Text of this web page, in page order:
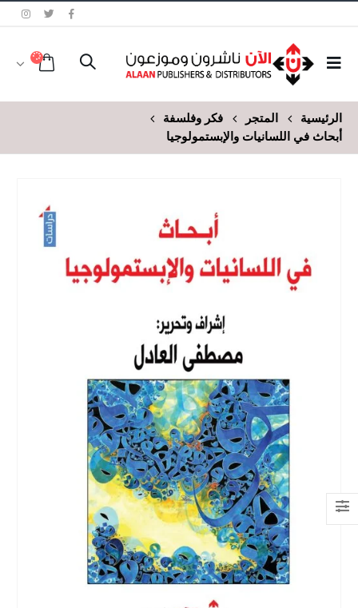
الرئيسية المتجر
فكر وفلسفة
أبحاث في اللسانيات والإبستمولوجيا